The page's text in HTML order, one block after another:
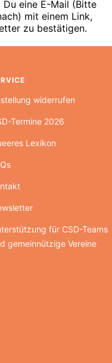
Du eine E-Mail (Bitte
mit einem Link,
zu bestätigen.
widerrufen
Termine 2026
Lexikon
für CSD-Teams
gemeinnützige Vereine